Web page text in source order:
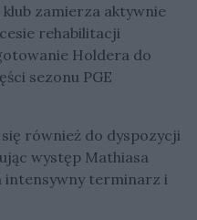
zamierza aktywnie
rehabilitacji
Holdera do
sezonu PGE
również do dyspozycji
występ Mathiasa
intensywny terminarz i